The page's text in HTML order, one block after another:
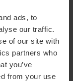
ads, to
our traffic.
of our site with
partners who
you’ve
from your use